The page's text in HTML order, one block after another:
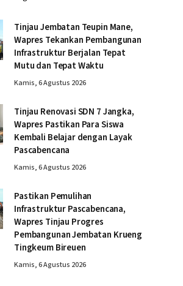
Tinjau Jembatan Teupin Mane,
Wapres Tekankan Pembangunan
Infrastruktur Berjalan Tepat
Mutu dan Tepat Waktu
Kamis, 6 Agustus 2026
Tinjau Renovasi SDN 7 Jangka,
Wapres Pastikan Para Siswa
Kembali Belajar dengan Layak
Pascabencana
Kamis, 6 Agustus 2026
Pastikan Pemulihan
Infrastruktur Pascabencana,
Wapres Tinjau Progres
Pembangunan Jembatan Krueng
Tingkeum Bireuen
Kamis, 6 Agustus 2026